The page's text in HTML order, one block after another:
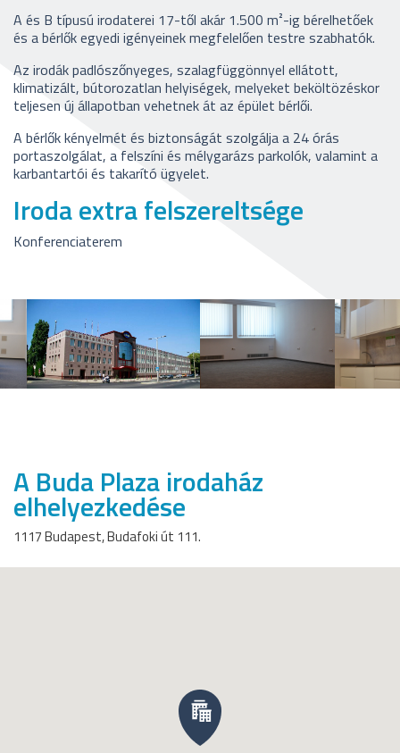
A és B típusú irodaterei 17-től akár 1.500 m²-ig bérelhetőek
és a bérlők egyedi igényeinek megfelelően testre szabhatók.
Az irodák padlószőnyeges, szalagfüggönnyel ellátott,
klimatizált, bútorozatlan helyiségek, melyeket beköltözéskor
teljesen új állapotban vehetnek át az épület bérlői.
A bérlők kényelmét és biztonságát szolgálja a 24 órás
portaszolgálat, a felszíni és mélygarázs parkolók, valamint a
karbantartói és takarító ügyelet.
Iroda extra felszereltsége
Konferenciaterem
A Buda Plaza irodaház
elhelyezkedése
1117 Budapest, Budafoki út 111.